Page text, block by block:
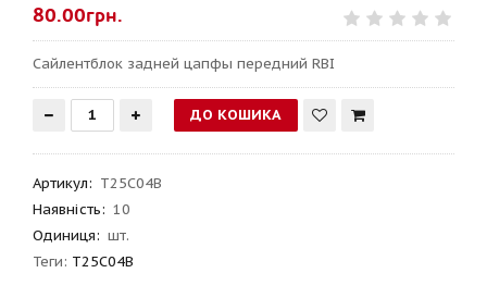
80.00грн.
Сайлентблок задней цапфы передний RBI
Артикул: T25C04B
Наявність: 10
Одиниця: шт.
Теги: T25C04B